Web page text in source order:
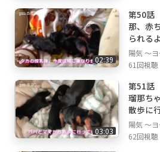
02:39
第50話
那、赤
られる
陽気 ～
61回視聴
03:03
第51
瑠那ち
散歩に
陽気 ～
62回視聴